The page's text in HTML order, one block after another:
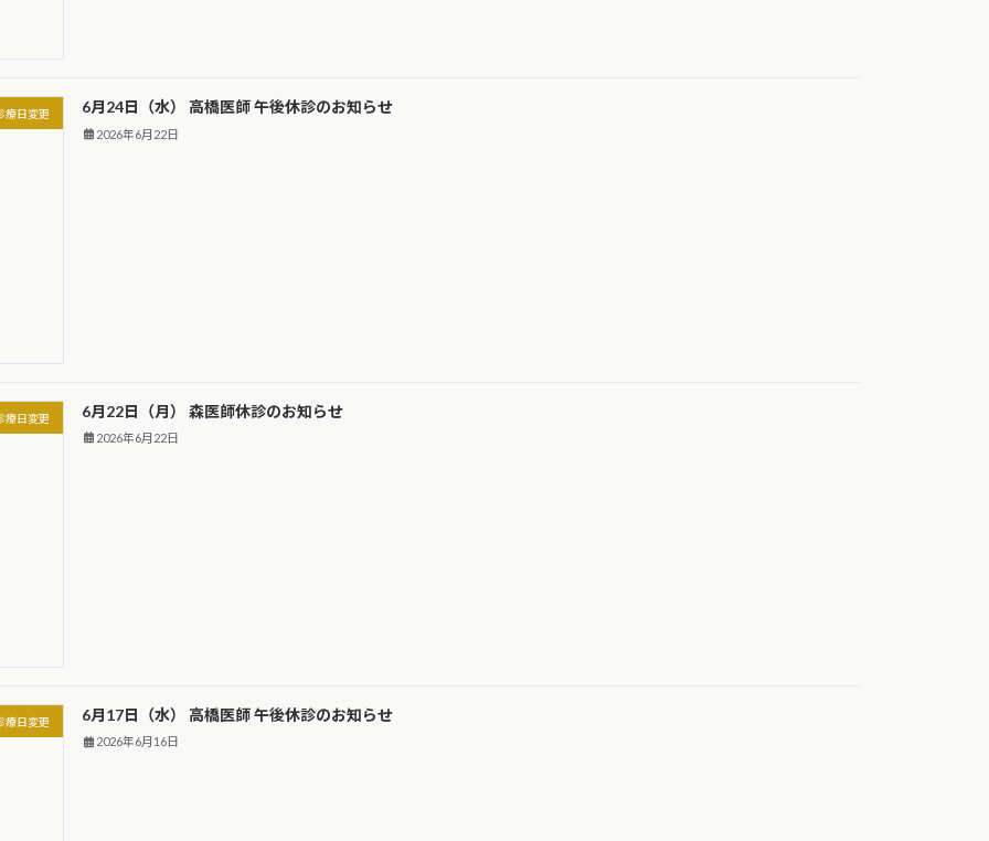
療日変更 6月24日（水） 高橋医師 午後休診のお知らせ
2026年6月22日
療日変更 6月22日（月） 森医師休診のお知らせ
2026年6月22日
療日変更 6月17日（水） 高橋医師 午後休診のお知らせ
2026年6月16日